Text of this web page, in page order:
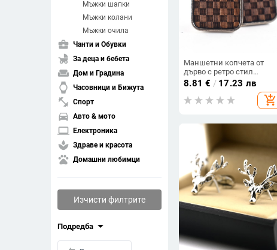
Мъжки шапки
Мъжки колани
Мъжки очила
business_center Чанти и Обувки
child_friendly За деца и бебета
weekend Дом и Градина
watch Часовници и Бижута
fitness_center Спорт
directions_car Авто & мото
laptop Електроника
spa Здраве и красота
pets Домашни любимци
Изчисти филтрите
Подредба arrow_drop_down
Маншетни копчета от
дърво с ретро стил
унисекс,
електроплатинен
завършек, възможност за
8.81 € / 17.23 лв
add_shopping_cart